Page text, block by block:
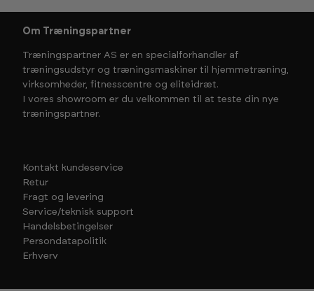
Om Træningspartner
Træningspartner AS er en specialforhandler af
træningsudstyr og træningsmaskiner til hjemmetræning,
virksomheder, fitnesscentre og eliteidræt.
I vores showroom er du velkommen til at teste din nye
træningspartner.
Kontakt kundeservice
Retur
Fragt og levering
Service/teknisk support
Handelsbetingelser
Persondatapolitik
Erhverv